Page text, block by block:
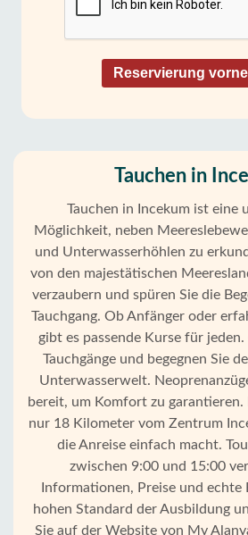
Startseite
Reservierung
Tauchen in
Tauchen in Incekum ist eine
Möglichkeit, neben
und Unterwasserhöhlen zu
von den majestätischen
verzaubern und spüren Sie die
Tauchgang. Ob Anfänger oder
gibt es passende Kurse für
Tauchgänge und begegnen Sie
Unterwasserwelt.
bereit, um Komfort zu garantieren.
nur 18 Kilometer vom Zentrum
die Anreise einfach macht.
zwischen 9:00 und 15:00
Informationen, Preise und echte
hohen Standard der Ausbildung
Sie auf der Website von My